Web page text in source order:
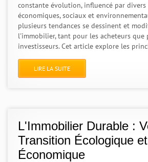
constante évolution, influencé par divers
économiques, sociaux et
plusieurs tendances se dessinent et
l'immobilier, tant pour les acheteurs que
investisseurs. Cet article explore les
LIRE LA SUITE
L'Immobilier Durable :
Transition Écologique et
Économique